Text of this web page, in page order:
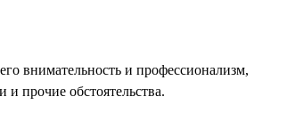
внимательность и профессионализм,
прочие обстоятельства.